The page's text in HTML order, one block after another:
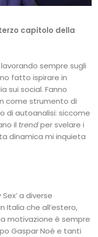
capitolo della
sempre sugli
fatto ispirare in
sui social. Fanno
come strumento di
di autoanalisi: siccome
il trendper svelare i
dinamica mi inquieta
a diverse
Italia che all’estero,
motivazione è sempre
Gaspar Noé e tanti